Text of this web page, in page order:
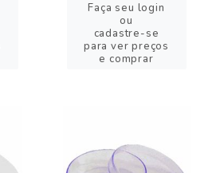
Faça seu login
ou
cadastre-se
para ver preços
e comprar